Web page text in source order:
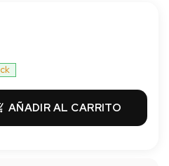
AÑADIR AL CARRITO